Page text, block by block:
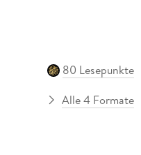
80 Lesepunkte
Alle 4 Formate